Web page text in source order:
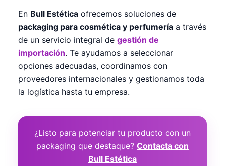
En Bull Estética ofrecemos soluciones de
packaging para cosmética y perfumería a través
de un servicio integral de gestión de
importación. Te ayudamos a seleccionar
opciones adecuadas, coordinamos con
proveedores internacionales y gestionamos toda
la logística hasta tu empresa.
¿Listo para potenciar tu producto con un
packaging que destaque? Contacta con
Bull Estética